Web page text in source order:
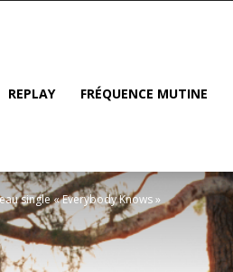
REPLAY FRÉQUENCE MUTINE
single « Everybody Knows »